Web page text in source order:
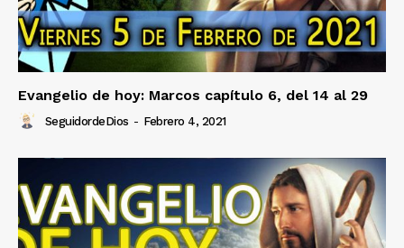
Evangelio de hoy: Marcos capítulo 6, del 14 al 29
SeguidordeDios - Febrero 4, 2021